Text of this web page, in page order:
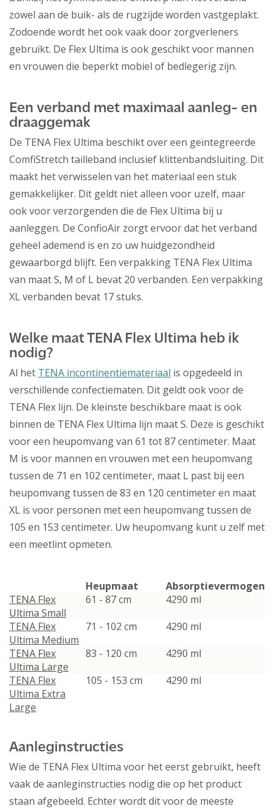
zowel aan de buik- als de rugzijde worden vastgeplakt.
Zodoende wordt het ook vaak door zorgverleners
gebruikt. De Flex Ultima is ook geschikt voor mannen
en vrouwen die beperkt mobiel of bedlegerig zijn.
Een verband met maximaal aanleg- en
draaggemak
De TENA Flex Ultima beschikt over een geïntegreerde
ComfiStretch tailleband inclusief klittenbandsluiting. Dit
maakt het verwisselen van het materiaal een stuk
gemakkelijker. Dit geldt niet alleen voor uzelf, maar
ook voor verzorgenden die de Flex Ultima bij u
aanleggen. De ConfioAir zorgt ervoor dat het verband
geheel ademend is en zo uw huidgezondheid
gewaarborgd blijft. Een verpakking TENA Flex Ultima
van maat S, M of L bevat 20 verbanden. Een verpakking
XL verbanden bevat 17 stuks.
Welke maat TENA Flex Ultima heb ik
nodig?
Al het TENA incontinentiemateriaal is opgedeeld in
verschillende confectiematen. Dit geldt ook voor de
TENA Flex lijn. De kleinste beschikbare maat is ook
binnen de TENA Flex Ultima lijn maat S. Deze is geschikt
voor een heupomvang van 61 tot 87 centimeter. Maat
M is voor mannen en vrouwen met een heupomvang
tussen de 71 en 102 centimeter, maat L past bij een
heupomvang tussen de 83 en 120 centimeter en maat
XL is voor personen met een heupomvang tussen de
105 en 153 centimeter. Uw heupomvang kunt u zelf met
een meetlint opmeten.
Heupmaat
Absorptievermogen
TENA Flex
Ultima Small
61 - 87 cm
4290 ml
TENA Flex
Ultima Medium
71 - 102 cm
4290 ml
TENA Flex
Ultima Large
83 - 120 cm
4290 ml
TENA Flex
Ultima Extra
Large
105 - 153 cm 4290 ml
Aanleginstructies
Wie de TENA Flex Ultima voor het eerst gebruikt, heeft
vaak de aanleginstructies nodig die op het product
staan afgebeeld. Echter wordt dit voor de meeste